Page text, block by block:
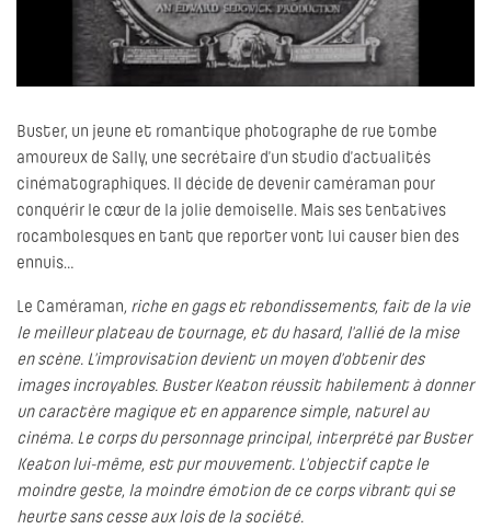
Buster, un jeune et romantique photographe de rue tombe
amoureux de Sally, une secrétaire d’un studio d’actualités
cinématographiques. Il décide de devenir caméraman pour
conquérir le cœur de la jolie demoiselle. Mais ses tentatives
rocambolesques en tant que reporter vont lui causer bien des
ennuis…
Le Caméraman, riche en gags et rebondissements, fait de la vie
le meilleur plateau de tournage, et du hasard, l’allié de la mise
en scène. L’improvisation devient un moyen d’obtenir des
images incroyables. Buster Keaton réussit habilement à donner
un caractère magique et en apparence simple, naturel au
cinéma. Le corps du personnage principal, interprété par Buster
Keaton lui-même, est pur mouvement. L’objectif capte le
moindre geste, la moindre émotion de ce corps vibrant qui se
heurte sans cesse aux lois de la société.